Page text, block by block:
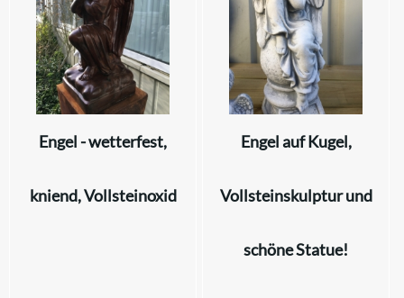
Engel - wetterfest,
kniend, Vollsteinoxid
Engel auf Kugel,
Vollsteinskulptur und
schöne Statue!